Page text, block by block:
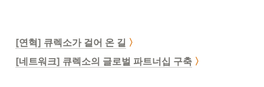
[연혁] 큐렉소가 걸어 온 길 〉
[네트워크] 큐렉소의 글로벌 파트너십 구축 〉